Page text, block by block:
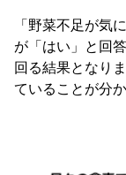
「野菜不足が気
が「はい」と回
回る結果となり
ていることが分か